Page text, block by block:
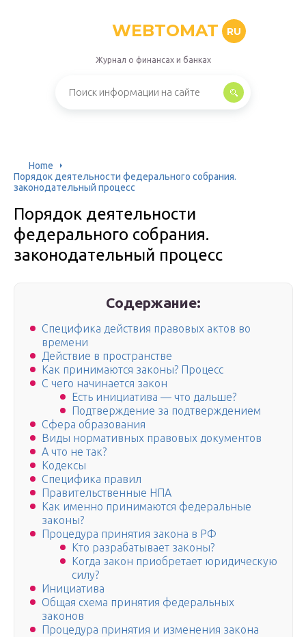
WEBTOMAT RU
Журнал о финансах и банках
Home
Порядок деятельности федерального собрания.
законодательный процесс
Порядок деятельности
федерального собрания.
законодательный процесс
Содержание:
Специфика действия правовых актов во
времени
Действие в пространстве
Как принимаются законы? Процесс
С чего начинается закон
Есть инициатива — что дальше?
Подтверждение за подтверждением
Сфера образования
Виды нормативных правовых документов
А что не так?
Кодексы
Специфика правил
Правительственные НПА
Как именно принимаются федеральные
законы?
Процедура принятия закона в РФ
Кто разрабатывает законы?
Когда закон приобретает юридическую
силу?
Инициатива
Общая схема принятия федеральных
законов
Процедура принятия и изменения закона